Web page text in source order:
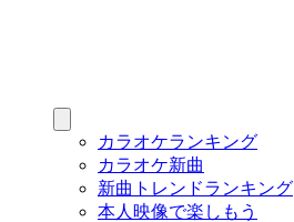
カラオケランキング
カラオケ新曲
新曲トレンドランキング
本人映像で楽しもう